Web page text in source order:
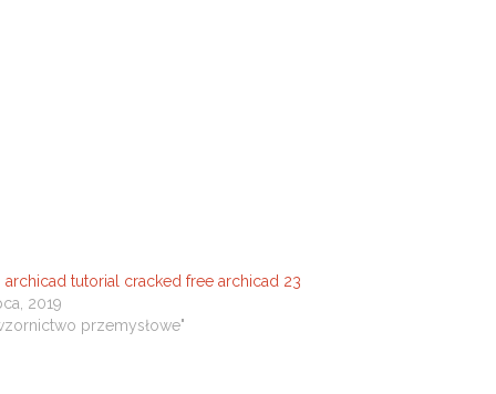
archicad tutorial cracked free archicad 23
2019
przemysłowe"